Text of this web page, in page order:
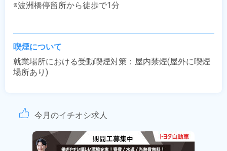
※波洲橋停留所から徒歩で1分
喫煙について
就業場所における受動喫煙対策：屋内禁煙(屋外に喫煙
場所あり)
今月のイチオシ求人